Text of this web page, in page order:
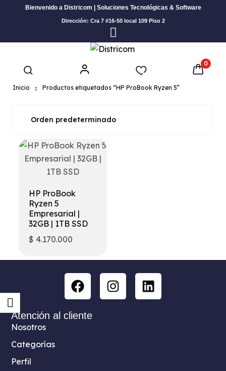
Bienvenido a Districom | Soluciones Tecnológicas & Software
Dirección: Cra 7 #16-50 local 109 Piso 2
0
Inicio Productos etiquetados “HP ProBook Ryzen 5”
HP ProBook
Ryzen 5
Empresarial |
32GB | 1TB SSD
$ 4.170.000
Atención al cliente
Nosotros
Categorías
Perfil